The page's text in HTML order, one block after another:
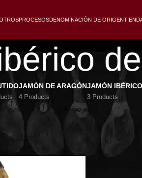
PROCESOSDENOMINACIÓN DE ORIGEN
JAMÓN DE ARAGÓN
4 Products
JAMÓN IBÉRICO
3 Products
cebo 50% raza ibérica JARA
Jamón ibérico de cebo JARA